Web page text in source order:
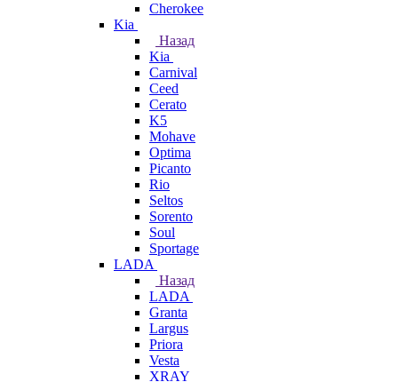
Cherokee
Kia
Назад
Kia
Carnival
Ceed
Cerato
K5
Mohave
Optima
Picanto
Rio
Seltos
Sorento
Soul
Sportage
LADA
Назад
LADA
Granta
Largus
Priora
Vesta
XRAY